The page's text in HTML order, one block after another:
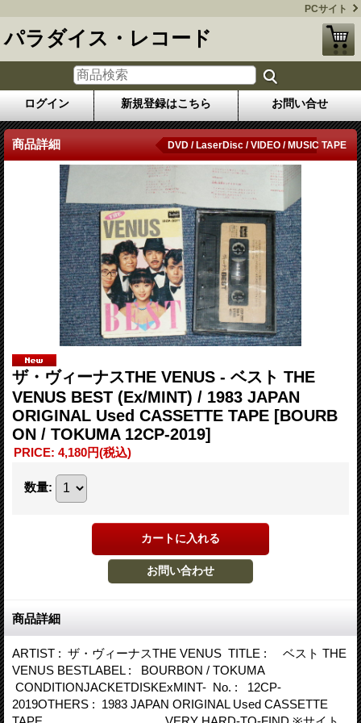
PCサイト
パラダイス・レコード
ログイン 新規登録はこちら お問い合せ
商品詳細 DVD / LaserDisc / VIDEO / MUSIC TAPE
ザ・ヴィーナスTHE VENUS - ベスト THE
VENUS BEST (Ex/MINT) / 1983 JAPAN
ORIGINAL Used CASSETTE TAPE [BOURB
ON / TOKUMA 12CP-2019]
PRICE: 4,180円(税込)
数量:
商品詳細
ARTIST : ザ・ヴィーナスTHE VENUS TITLE : ベスト THE
VENUS BESTLABEL : BOURBON / TOKUMA
CONDITIONJACKETDISKExMINT- No. : 12CP-
2019OTHERS : 1983 JAPAN ORIGINAL Used CASSETTE